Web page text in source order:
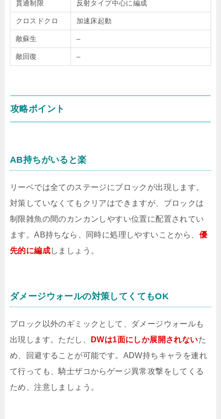
貫通制限 反射タイプ中心に編成
クロスドクロ 加速床起動
敵蘇生 –
敵回復 –
攻略ポイント
AB持ちがいると楽
リーベでは全てのステージにブロックが出現します。
対策していなくてもクリアはできますが、ブロックは
制限雑魚の間のカンカンしやすい位置に配置されてい
ます。AB持ちなら、同時に処理しやすいことから、 優
先的に編成しましょう。
ダメージウォールの対策してくてもOK
ブロック以外のギミックとして、ダメージウォールも
出現します。ただし、
DWは1面にしか展開されないた
め、回避することが可能です。ADW持ちキャラを連れ
て行っても、騎士ザコからゲージ異常攻撃をしてくる
ため、注意しましょう。